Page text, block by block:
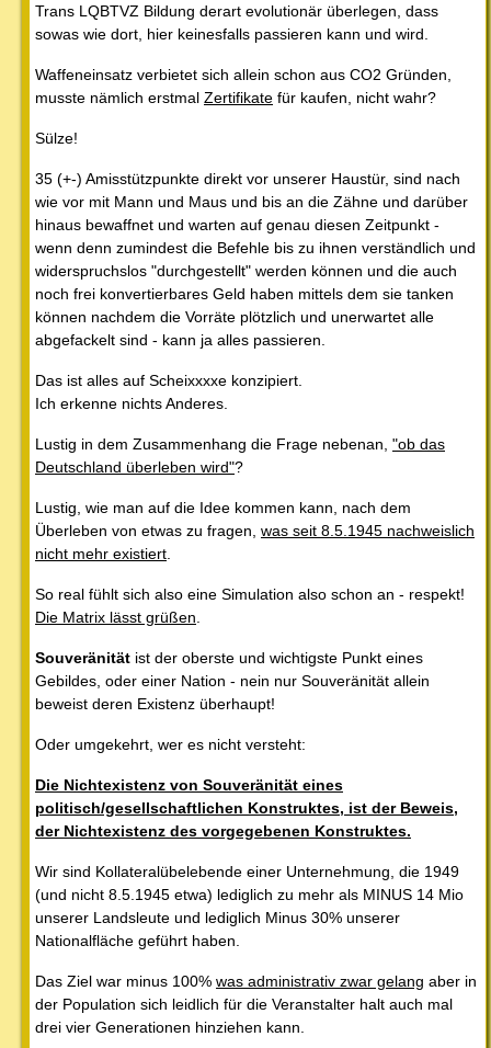
Trans LQBTVZ Bildung derart evolutionär überlegen, dass
sowas wie dort, hier keinesfalls passieren kann und wird.
Waffeneinsatz verbietet sich allein schon aus CO2 Gründen,
musste nämlich erstmal Zertifikate für kaufen, nicht wahr?
Sülze!
35 (+-) Amisstützpunkte direkt vor unserer Haustür, sind nach
wie vor mit Mann und Maus und bis an die Zähne und darüber
hinaus bewaffnet und warten auf genau diesen Zeitpunkt -
wenn denn zumindest die Befehle bis zu ihnen verständlich und
widerspruchslos "durchgestellt" werden können und die auch
noch frei konvertierbares Geld haben mittels dem sie tanken
können nachdem die Vorräte plötzlich und unerwartet alle
abgefackelt sind - kann ja alles passieren.
Das ist alles auf Scheixxxxe konzipiert.
Ich erkenne nichts Anderes.
Lustig in dem Zusammenhang die Frage nebenan, "ob das
Deutschland überleben wird"?
Lustig, wie man auf die Idee kommen kann, nach dem
Überleben von etwas zu fragen, was seit 8.5.1945 nachweislich
nicht mehr existiert
So real fühlt sich also eine Simulation also schon an - respekt!
Die Matrix lässt grüßen
Souveränität ist der oberste und wichtigste Punkt eines
Gebildes, oder einer Nation - nein nur Souveränität allein
beweist deren Existenz überhaupt!
Oder umgekehrt, wer es nicht versteht:
Die Nichtexistenz von Souveränität eines
politisch/gesellschaftlichen Konstruktes, ist der Beweis,
der Nichtexistenz des vorgegebenen Konstruktes.
Wir sind Kollateralübelebende einer Unternehmung, die 1949
(und nicht 8.5.1945 etwa) lediglich zu mehr als MINUS 14 Mio
unserer Landsleute und lediglich Minus 30% unserer
Nationalfläche geführt haben.
Das Ziel war minus 100% was administrativ zwar gelang aber in
der Population sich leidlich für die Veranstalter halt auch mal
drei vier Generationen hinziehen kann.